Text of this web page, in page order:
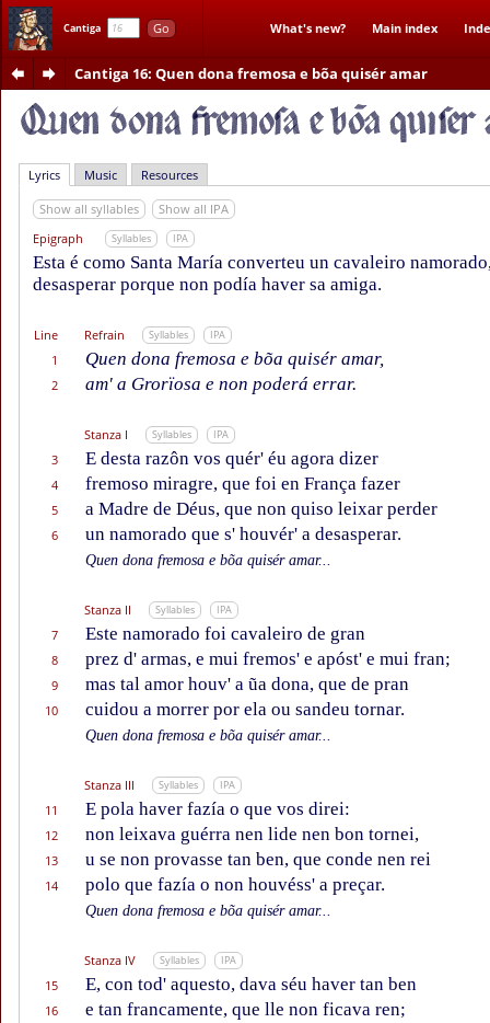
Cantiga Go What's new? Main index
Cantiga 16: Quen dona fremosa e bõa quisér amar
Lyrics Music Resources
Show all syllables
Show all IPA
Epigraph
Syllables IPA
Esta é como Santa María converteu un cavaleiro
desasperar porque non podía haver sa amiga.
Line Refrain Syllables IPA
1 Quen dona fremosa e bõa quisér amar,
2 am' a Grorïosa e non poderá errar.
Stanza I Syllables IPA
3 E desta razôn vos quér' éu agora dizer
4 fremoso miragre, que foi en França fazer
5 a Madre de Déus, que non quiso leixar perder
6 un namorado que s' houvér' a desasperar.
Quen dona fremosa e bõa quisér amar...
Stanza II Syllables IPA
7 Este namorado foi cavaleiro de gran
8 prez d' armas, e mui fremos' e apóst' e mui fran;
9 mas tal amor houv' a ũa dona, que de pran
10 cuidou a morrer por ela ou sandeu tornar.
Quen dona fremosa e bõa quisér amar...
Stanza III Syllables IPA
11 E pola haver fazía o que vos direi:
12 non leixava guérra nen lide nen bon tornei,
13 u se non provasse tan ben, que conde nen rei
14 polo que fazía o non houvéss' a preçar.
Quen dona fremosa e bõa quisér amar...
Stanza IV Syllables IPA
15 E, con tod' aquesto, dava séu haver tan ben
16 e tan francamente, que lle non ficava ren;